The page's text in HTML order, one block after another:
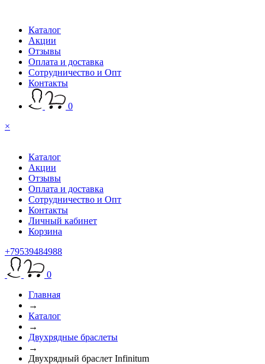
Каталог
Акции
Отзывы
Оплата и доставка
Сотрудничество и Опт
Контакты
0
×
Каталог
Акции
Отзывы
Оплата и доставка
Сотрудничество и Опт
Контакты
Личный кабинет
Корзина
+79539484988
0
Главная
→
Каталог
→
Двухрядные браслеты
→
Двухрядный браслет Infinitum